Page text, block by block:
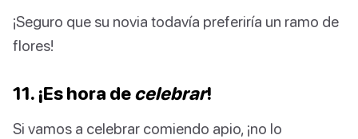
¡Seguro que su novia todavía preferiría un ramo de
flores!
11. ¡Es hora decelebrar!
Si vamos a celebrar comiendo apio, ¡no lo